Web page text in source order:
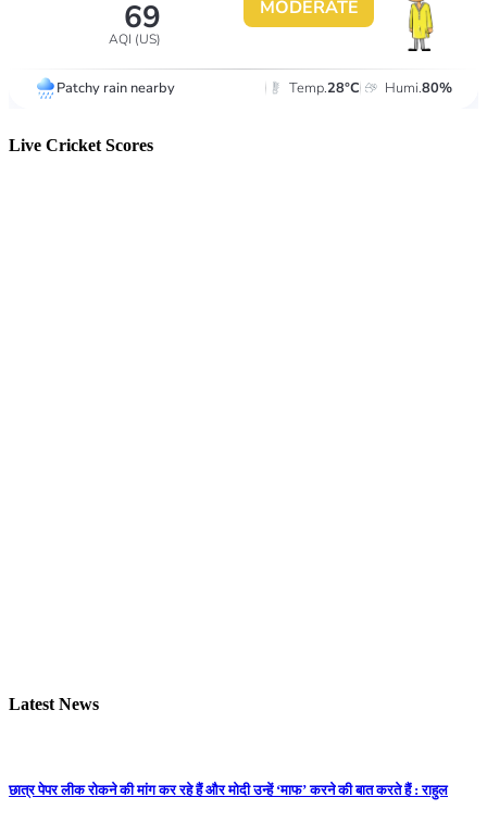
Live Cricket Scores
Latest News
छात्र पेपर लीक रोकने की मांग कर रहे हैं और मोदी उन्हें ‘माफ’ करने की बात करते हैं : राहुल